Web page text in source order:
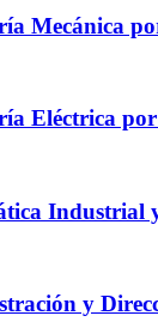
Mecánica
Eléctrica
Industrial
y